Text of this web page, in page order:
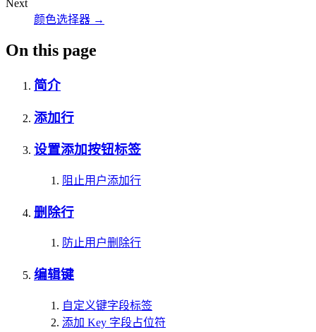
Next
颜色选择器 →
On this page
简介
添加行
设置添加按钮标签
阻止用户添加行
删除行
防止用户删除行
编辑键
自定义键字段标签
添加 Key 字段占位符